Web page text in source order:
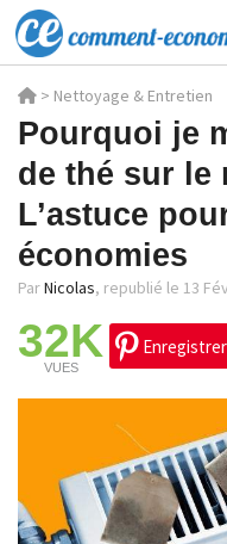
> Nettoyage & Entretien
Pourquoi je
de thé sur le
L’astuce
économies
ParNicolas, republié le 13
32K
VUES
Enregistrer